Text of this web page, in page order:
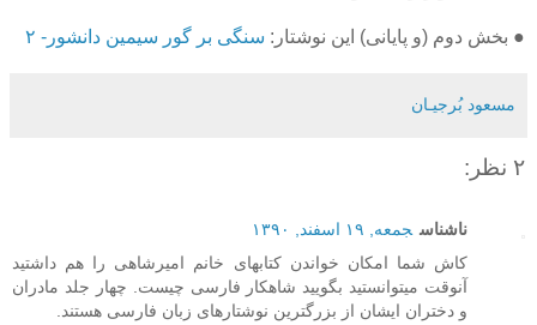
● بخش دوم (و پایانی) این نوشتار: سنگی بر گور سیمین دانشور- ۲
مسعود بُرجيـان
۲ نظر:
ناشناس جمعه, ۱۹ اسفند, ۱۳۹۰
کاش شما امکان خواندن کتابهای خانم امیرشاهی را هم داشتید
آنوقت میتوانستید بگویید شاهکار فارسی چیست. چهار جلد مادران
و دختران ایشان از بزرگترین نوشتارهای زبان فارسی هستند.